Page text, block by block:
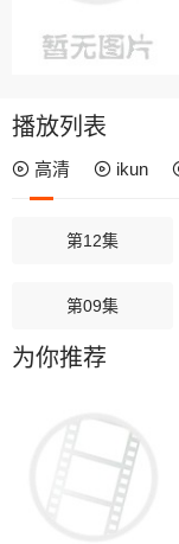
播放列表
高清 ikun
第12集
第09集
第06集
为你推荐